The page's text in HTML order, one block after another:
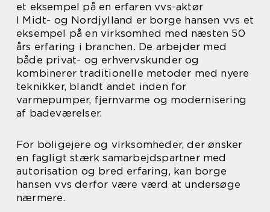
et eksempel på en erfaren vvs-aktør
I Midt- og Nordjylland er borge hansen vvs et
eksempel på en virksomhed med næsten 50
års erfaring i branchen. De arbejder med
både privat- og erhvervskunder og
kombinerer traditionelle metoder med nyere
teknikker, blandt andet inden for
varmepumper, fjernvarme og modernisering
af badeværelser.
For boligejere og virksomheder, der ønsker
en fagligt stærk samarbejdspartner med
autorisation og bred erfaring, kan borge
hansen vvs derfor være værd at undersøge
nærmere.